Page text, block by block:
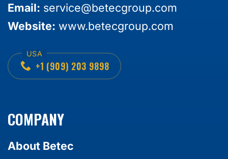
Email: service@betecgroup.com
Website: www.betecgroup.com
+1 (909) 203 9898
COMPANY
About Betec